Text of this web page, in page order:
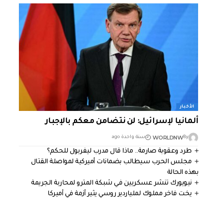
الأخبار
ألمانيا لإسرائيل: لن نتضامن معكم بالإجبار
By
WORLDNW سنة واحدة ago
طرد وعقوبة صارمة.. ماذا قال مدرب ليفربول للحكم؟
مجلس الحرب سيطالب بضمانات أميركية لمواصلة القتال
بهذه الحالة
نيويورك تنشر عسكريين في شبكة المترو لمحاربة الجريمة
يخت فاخر مملوك لملياردير روسي يثير أزمة في أميركا